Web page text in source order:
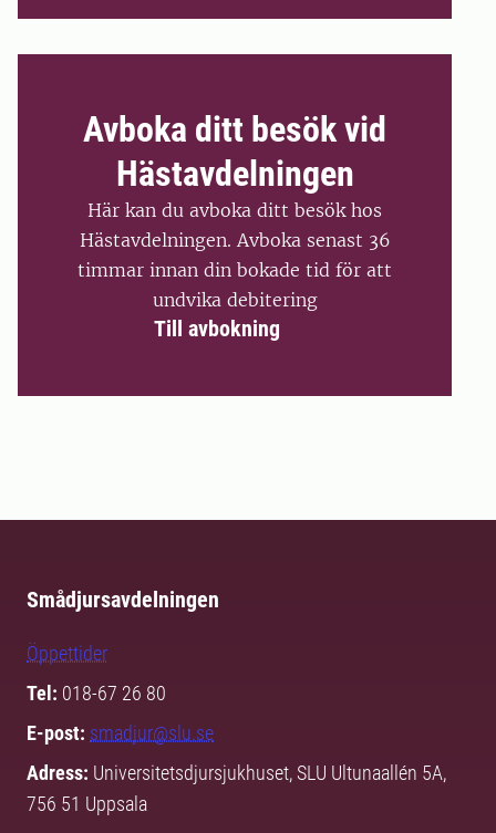
Avboka ditt besök vid
Hästavdelningen
Här kan du avboka ditt besök hos
Hästavdelningen. Avboka senast 36
timmar innan din bokade tid för att
undvika debitering
Till avbokning
Smådjursavdelningen
Öppettider
Tel: 018-67 26 80
E-post: smadjur@slu.se
Adress: Universitetsdjursjukhuset, SLU Ultunaallén 5A,
756 51 Uppsala